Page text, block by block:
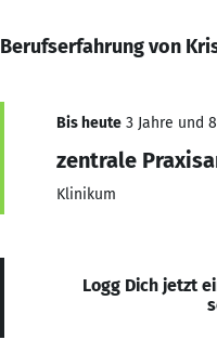
Berufserfahrung von
Bis heute 3 Jahre und
zentrale
Klinikum
Logg Dich jetzt